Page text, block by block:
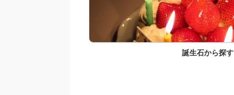
誕生石から探す